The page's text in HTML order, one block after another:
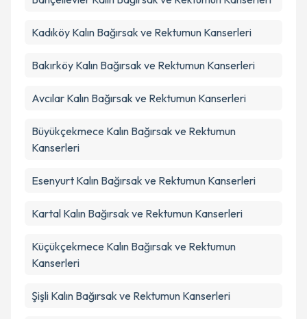
Kadıköy Kalın Bağırsak ve Rektumun Kanserleri
Bakırköy Kalın Bağırsak ve Rektumun Kanserleri
Avcılar Kalın Bağırsak ve Rektumun Kanserleri
Büyükçekmece Kalın Bağırsak ve Rektumun
Kanserleri
Esenyurt Kalın Bağırsak ve Rektumun Kanserleri
Kartal Kalın Bağırsak ve Rektumun Kanserleri
Küçükçekmece Kalın Bağırsak ve Rektumun
Kanserleri
Şişli Kalın Bağırsak ve Rektumun Kanserleri